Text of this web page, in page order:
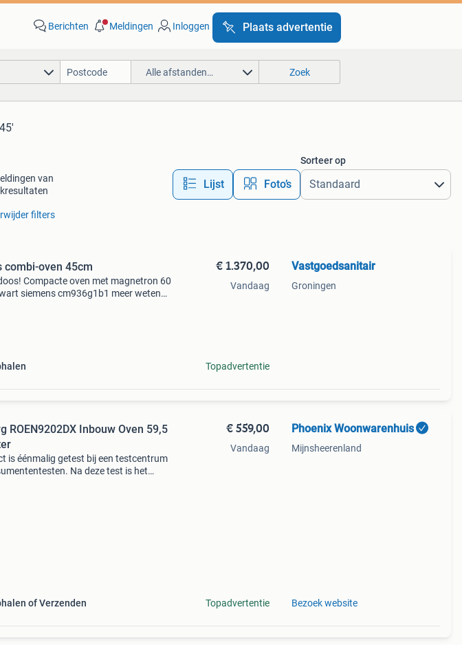
Berichten Meldingen Inloggen Plaats advertentie
Alle afstanden… Zoek
van
Lijst Foto’s
Sorteer op
filters
combi-oven 45cm
Compacte oven met magnetron 60
siemens cm936g1b1 meer weten
€ 1.370,00
Vandaag
Topadvertentie
Vastgoedsanitair
Groningen
ROEN9202DX Inbouw Oven 59,5
is éénmalig getest bij een testcentrum
Na deze test is het
of Verzenden
€ 559,00
Vandaag
Topadvertentie
Phoenix Woonwarenhuis
Mijnsheerenland
Bezoek website